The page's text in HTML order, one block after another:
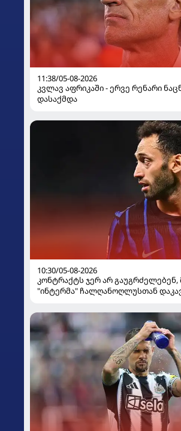
11:38/05-08-2026
კვლავ აფრიკაში - ერვე რენარი
დასაქმდა
10:30/05-08-2026
კონტრაქტს ჯერ არ გაუგრძელებენ,
"ინტერმა" ჩალღანოღლუსთან